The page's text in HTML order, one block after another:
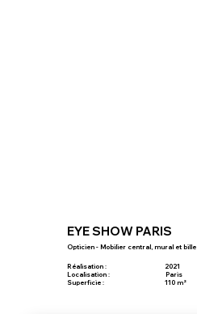
EYE SHOW PARIS
Opticien - Mobilier central, mural et bille
Réalisation :
2021
Localisation :
Paris
Superficie :
110 m²